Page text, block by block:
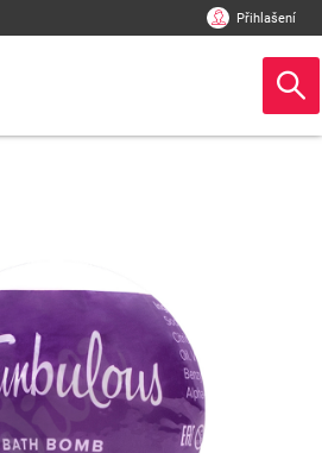
Přihlašení